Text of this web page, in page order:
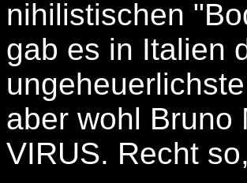
nihilistischen
gab es in Italien
aber wohl Bruno
VIRUS. Recht